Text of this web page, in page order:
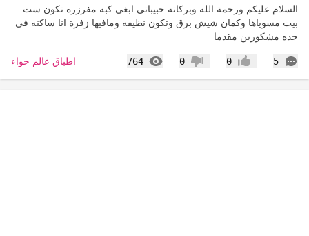
السلام عليكم ورحمة الله وبركاته حبيباتي ابغى كبه مفرزره تكون ست
بيت مسوياها وكمان شيش برق وتكون نظيفه ومافيها زفرة انا ساكنه في
جده مشكورين مقدما
5
التعليقات إعجاب0 عدم إعجاب
0
764
المشاهدات اطباق عالم حواء